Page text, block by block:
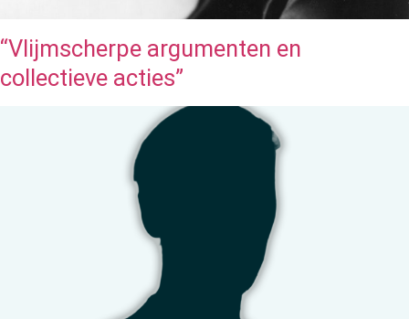
“Vlijmscherpe argumenten en
collectieve acties”